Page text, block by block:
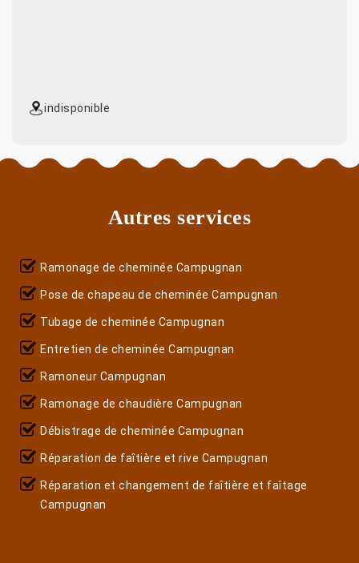
indisponible
Autres services
Ramonage de cheminée Campugnan
Pose de chapeau de cheminée Campugnan
Tubage de cheminée Campugnan
Entretien de cheminée Campugnan
Ramoneur Campugnan
Ramonage de chaudière Campugnan
Débistrage de cheminée Campugnan
Réparation de faîtière et rive Campugnan
Réparation et changement de faîtière et faîtage
Campugnan